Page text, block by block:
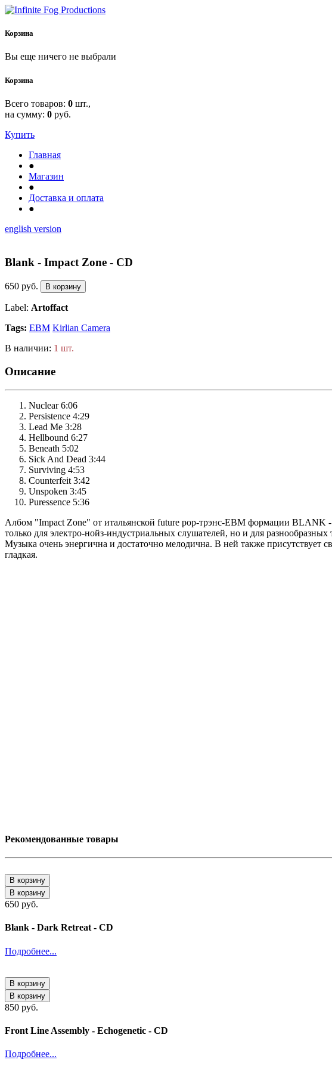
Корзина
Вы еще ничего не выбрали
Корзина
Всего товаров: 0 шт.,
на сумму: 0 руб.
Купить
Главная
●
Магазин
●
Доставка и оплата
●
english version
Blank - Impact Zone - CD
650 руб. В корзину
Label: Artoffact
Tags: EBM Kirlian Camera
В наличии: 1 шт.
Описание
Nuclear 6:06
Persistence 4:29
Lead Me 3:28
Hellbound 6:27
Beneath 5:02
Sick And Dead 3:44
Surviving 4:53
Counterfeit 3:42
Unspoken 3:45
Puressence 5:36
Албом "Impact Zone" от итальянской future pop-трэнс-EBM формации BLANK -
только для электро-нойз-индустриальных слушателей, но и для
Музыка очень энергична и достаточно мелодична. В ней также присутствует
гладкая.
Рекомендованные товары
В корзину
В корзину
650 руб.
Blank - Dark Retreat - CD
Подробнее...
В корзину
В корзину
850 руб.
Front Line Assembly - Echogenetic - CD
Подробнее...